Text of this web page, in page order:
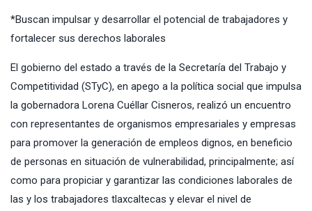
*Buscan impulsar y desarrollar el potencial de trabajadores y
fortalecer sus derechos laborales
El gobierno del estado a través de la Secretaría del Trabajo y
Competitividad (STyC), en apego a la política social que impulsa
la gobernadora Lorena Cuéllar Cisneros, realizó un encuentro
con representantes de organismos empresariales y empresas
para promover la generación de empleos dignos, en beneficio
de personas en situación de vulnerabilidad, principalmente; así
como para propiciar y garantizar las condiciones laborales de
las y los trabajadores tlaxcaltecas y elevar el nivel de